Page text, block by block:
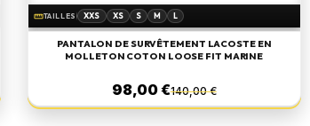
straightenTAILLES XXS XS S M
L
XL
PANTALON DE SURVÊTEMENT LACOSTE EN
MOLLETON COTON LOOSE FIT MARINE
140,00 €
98,00 €